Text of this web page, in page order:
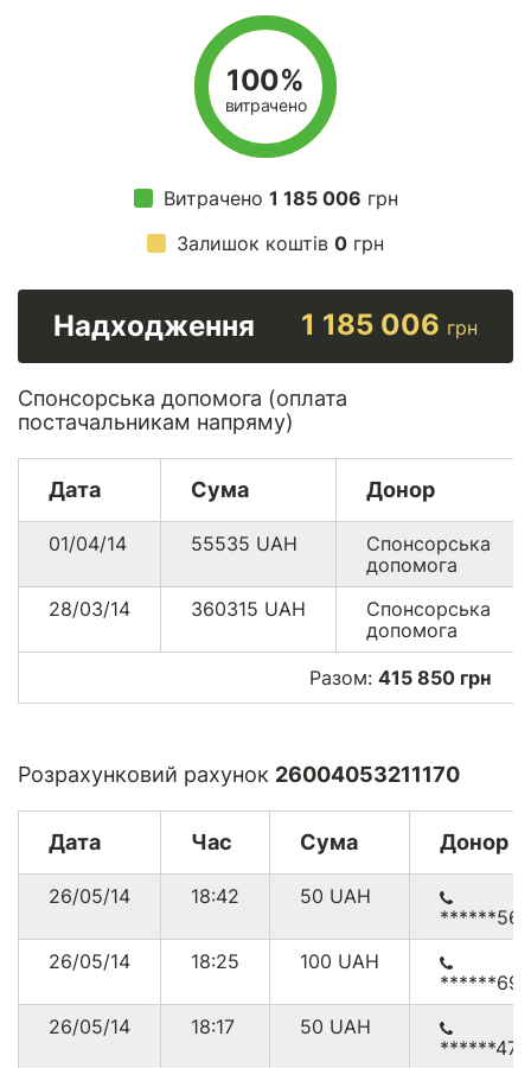
100%
витрачено
Витрачено 1 185 006 грн
Залишок коштів 0 грн
Надходження 1 185 006 грн
Спонсорська допомога (оплата
постачальникам напряму)
Дата Сума Донор
01/04/14 55535 UAH
Спонсорська
допомога
28/03/14
360315 UAH
Спонсорська
допомога
Разом: 415 850 грн
Розрахунковий рахунок 26004053211170
Дата Час Сума Донор
26/05/14 18:42 50 UAH
26/05/14
18:25 100 UAH
26/05/14
18:17 50 UAH